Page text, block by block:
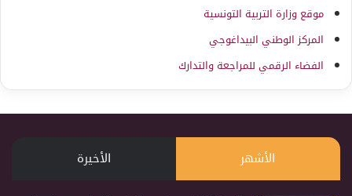
موقع وزارة التربية التونسية
المركز الوطني البيداغوجي
الفضاء الرقمي للمراجعة والتدارك
الأشهر الأخيرة